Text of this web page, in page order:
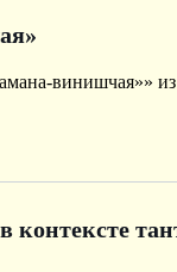
винишчая»»
контексте